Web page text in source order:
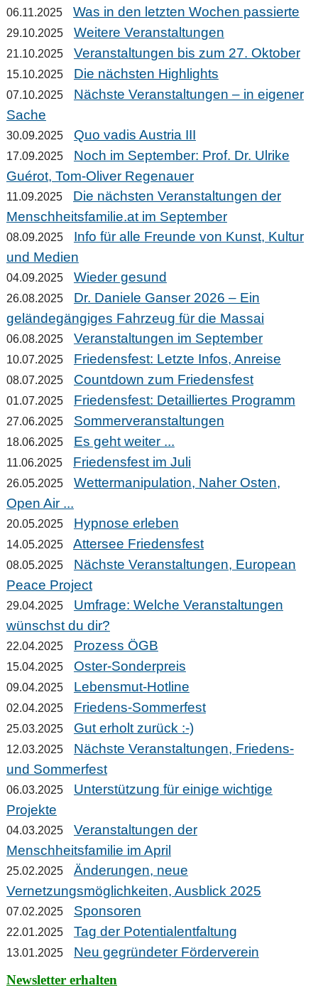
06.11.2025 Was in den letzten Wochen passierte
29.10.2025 Weitere Veranstaltungen
21.10.2025 Veranstaltungen bis zum 27. Oktober
15.10.2025 Die nächsten Highlights
07.10.2025
Nächste Veranstaltungen – in eigener
Sache
30.09.2025 Quo vadis Austria III
17.09.2025
Noch im September: Prof. Dr. Ulrike
Guérot, Tom-Oliver Regenauer
11.09.2025
Die nächsten Veranstaltungen der
Menschheitsfamilie.at im September
08.09.2025
Info für alle Freunde von Kunst, Kultur
und Medien
04.09.2025 Wieder gesund
26.08.2025
Dr. Daniele Ganser 2026 – Ein
geländegängiges Fahrzeug für die Massai
06.08.2025 Veranstaltungen im September
10.07.2025 Friedensfest: Letzte Infos, Anreise
08.07.2025 Countdown zum Friedensfest
01.07.2025 Friedensfest: Detailliertes Programm
27.06.2025 Sommerveranstaltungen
18.06.2025 Es geht weiter ...
11.06.2025 Friedensfest im Juli
26.05.2025
Wettermanipulation, Naher Osten,
Open Air ...
20.05.2025 Hypnose erleben
14.05.2025 Attersee Friedensfest
08.05.2025
Nächste Veranstaltungen, European
Peace Project
29.04.2025
Umfrage: Welche Veranstaltungen
wünschst du dir?
22.04.2025 Prozess ÖGB
15.04.2025 Oster-Sonderpreis
09.04.2025 Lebensmut-Hotline
02.04.2025 Friedens-Sommerfest
25.03.2025 Gut erholt zurück :-)
12.03.2025
Nächste Veranstaltungen, Friedens-
und Sommerfest
06.03.2025
Unterstützung für einige wichtige
Projekte
04.03.2025
Veranstaltungen der
Menschheitsfamilie im April
25.02.2025
Änderungen, neue
Vernetzungsmöglichkeiten, Ausblick 2025
07.02.2025 Sponsoren
22.01.2025 Tag der Potentialentfaltung
13.01.2025
Neu gegründeter Förderverein
Newsletter erhalten